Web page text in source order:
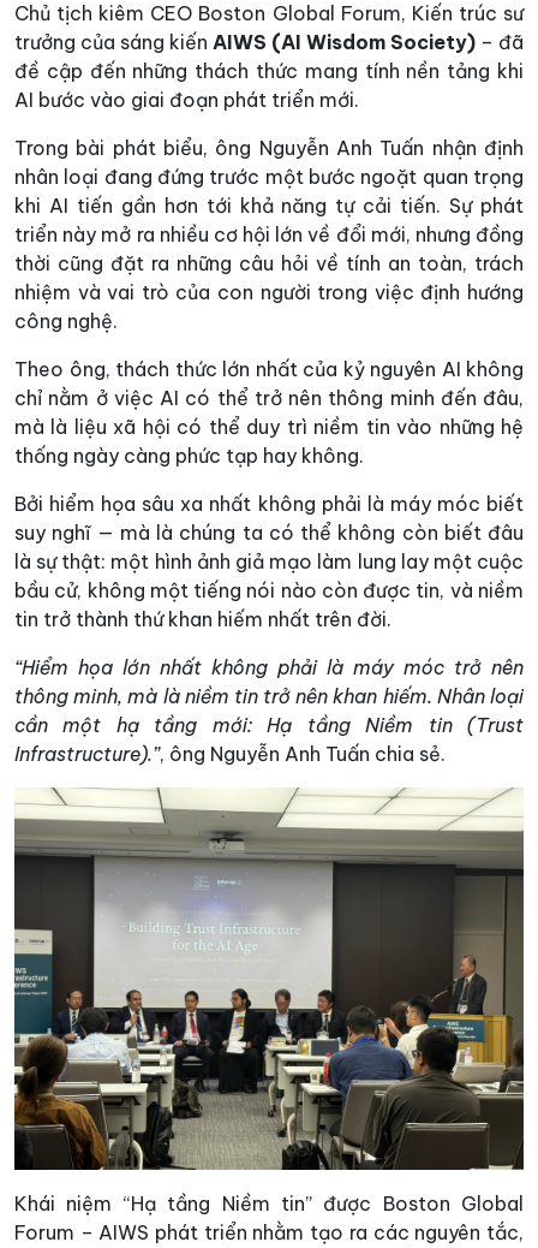
Chủ tịch kiêm CEO Boston Global Forum, Kiến trúc sư
trưởng của sáng kiến AIWS (AI Wisdom Society) – đã
đề cập đến những thách thức mang tính nền tảng khi
AI bước vào giai đoạn phát triển mới.
Trong bài phát biểu, ông Nguyễn Anh Tuấn nhận định
nhân loại đang đứng trước một bước ngoặt quan trọng
khi AI tiến gần hơn tới khả năng tự cải tiến. Sự phát
triển này mở ra nhiều cơ hội lớn về đổi mới, nhưng đồng
thời cũng đặt ra những câu hỏi về tính an toàn, trách
nhiệm và vai trò của con người trong việc định hướng
công nghệ.
Theo ông, thách thức lớn nhất của kỷ nguyên AI không
chỉ nằm ở việc AI có thể trở nên thông minh đến đâu,
mà là liệu xã hội có thể duy trì niềm tin vào những hệ
thống ngày càng phức tạp hay không.
Bởi hiểm họa sâu xa nhất không phải là máy móc biết
suy nghĩ — mà là chúng ta có thể không còn biết đâu
là sự thật: một hình ảnh giả mạo làm lung lay một cuộc
bầu cử, không một tiếng nói nào còn được tin, và niềm
tin trở thành thứ khan hiếm nhất trên đời.
“Hiểm họa lớn nhất không phải là máy móc trở nên
thông minh, mà là niềm tin trở nên khan hiếm. Nhân loại
cần một hạ tầng mới: Hạ tầng Niềm tin (Trust
Infrastructure).”, ông Nguyễn Anh Tuấn chia sẻ.
Khái niệm “Hạ tầng Niềm tin” được Boston Global
Forum – AIWS phát triển nhằm tạo ra các nguyên tắc,